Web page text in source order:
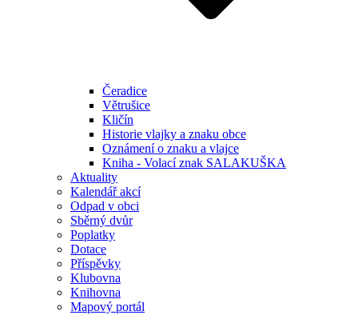
Čeradice
Větrušice
Kličín
Historie vlajky a znaku obce
Oznámení o znaku a vlajce
Kniha - Volací znak SALAKUŠKA
Aktuality
Kalendář akcí
Odpad v obci
Sběrný dvůr
Poplatky
Dotace
Příspěvky
Klubovna
Knihovna
Mapový portál